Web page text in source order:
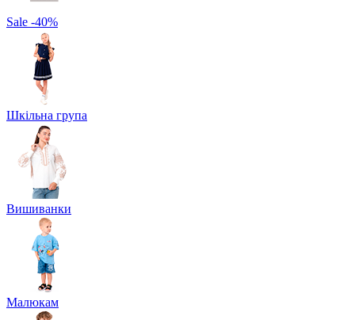
Sale -40%
Шкільна група
Вишиванки
Малюкам